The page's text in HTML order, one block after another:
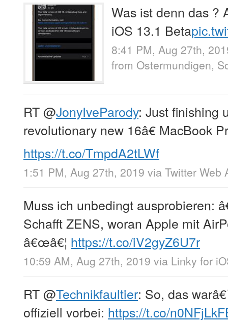
Was ist denn das ?
iOS 13.1 Beta
8:41 PM, Aug 27th,
from Ostermundigen,
RT@JonyIveParody: Just finishing
revolutionary new 16â€ MacBook
https://t.co/TmpdA2tLWf
1:51 PM, Aug 27th, 2019 via Twitter Web
Muss ich unbedingt ausprobieren:
Schafft ZENS, woran Apple mit
â€œâ€¦ https://t.co/iV2gyZ6U7r
10:59 AM, Aug 27th, 2019 via Linky for
RT@Technikfaultier: So, das
offiziell vorbei: https://t.co/